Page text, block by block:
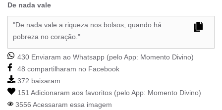
De nada vale
"De nada vale a riqueza nos bolsos, quando há
pobreza no coração."
430 Enviaram ao Whatsapp (pelo App: Momento Divino)
48 compartilharam no Facebook
372 baixaram
151 Adicionaram aos favoritos (pelo App: Momento Divino)
3556 Acessaram essa imagem